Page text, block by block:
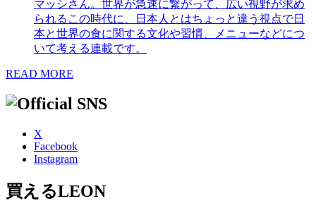
マッシさん。世界が急速に繋がって、広い視野が求め
られるこの時代に、日本人とはちょっと違う視点で日
本と世界の食に関する文化や習慣、メニューなどにつ
いて考える連載です。
READ MORE
X
Facebook
Instagram
買えるLEON